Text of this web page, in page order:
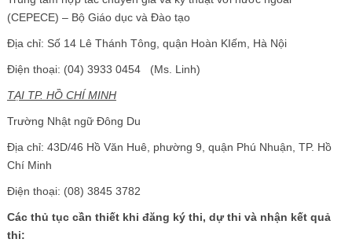
(CEPECE) – Bộ Giáo dục và Đào tạo
Địa chỉ: Số 14 Lê Thánh Tông, quận Hoàn KIếm, Hà Nội
Điện thoại: (04) 3933 0454 (Ms. Linh)
TẠI TP. HỒ CHÍ MINH
Trường Nhật ngữ Đông Du
Địa chỉ: 43D/46 Hồ Văn Huê, phường 9, quận Phú Nhuận, TP. Hồ
Chí Minh
Điện thoại: (08) 3845 3782
Các thủ tục cần thiết khi đăng ký thi, dự thi và nhận kết quả
thi: